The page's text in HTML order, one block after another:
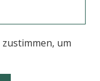
um